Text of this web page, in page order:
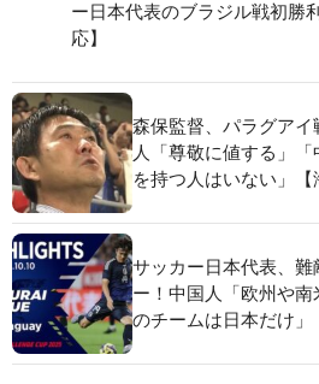
き」サッカー日本代表
森保監督、パラグア
人「尊敬に値する」
を持つ人はいない」【
サッカー日本代表、難
ー！中国人「欧州や
のチームは日本だけ」